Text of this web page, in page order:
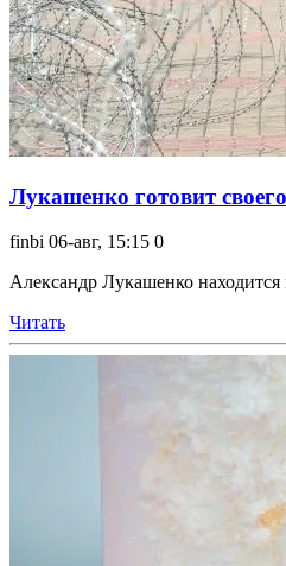
Лукашенко готовит
finbi 06-авг, 15:15 0
Александр Лукашенко находится
Читать